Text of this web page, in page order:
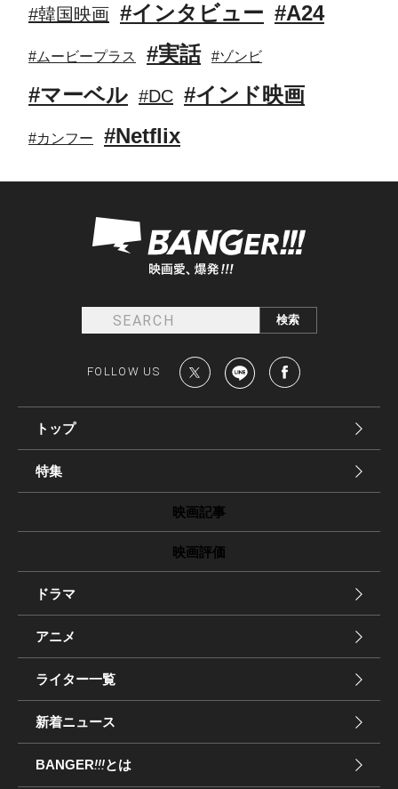
#韓国映画 #インタビュー #A24
#ムービープラス #実話 #ゾンビ
#マーベル #DC #インド映画
#カンフー #Netflix
FOLLOW US
トップ
特集
映画記事
映画評価
ドラマ
アニメ
ライター一覧
新着ニュース
BANGER!!!とは